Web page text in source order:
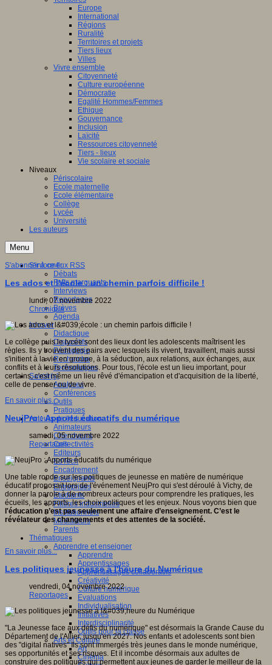
Europe
International
Régions
Ruralité
Territoires et projets
Tiers lieux
Villes
Vivre ensemble
Citoyenneté
Culture européenne
Démocratie
Egalité Hommes/Femmes
Ethique
Gouvernance
Inclusion
Laïcité
Ressources citoyenneté
Tiers - lieux
Vie scolaire et sociale
Niveaux
Périscolaire
Ecole maternelle
Ecole élémentaire
Collège
Lycée
Université
Les auteurs
Menu
S'informer
Débats
Faits marquants
Interviews
Reportages
Brèves
Agenda
Innover
Didactique
Dispositifs
Pédagogie
Recherche
Technologies
Savoir(s)
Analyses
Conférences
Outils
Pratiques
Acteurs de l'éducation
Animateurs
Chercheurs
Collectivités
Editeurs
EdTech
Encadrement
Enseignants
Entreprises
Etudiants
Filières industrielles
Institutionnels
Médiateurs
Parents
Thématiques
Apprendre et enseigner
Apprendre
Apprentissages
Apprentissages collaboratifs
Créativité
Culture numérique
Evaluations
Individualisation
Initiatives
Interdisciplinarité
Outils pour la classe
Arts et Culture
Art
Cinéma
S'abonner à ce flux RSS
Les ados et l'école : un chemin parfois difficile !
lundi, 07 novembre 2022
Chronique
Le collège puis le lycée sont des lieux dont les adolescents maîtrisent les
règles. Ils y trouvent des pairs avec lesquels ils vivent, travaillent, mais aussi
s'initient à la vie en groupe, à la séduction, aux relations, aux échanges, aux
conflits et à leurs résolutions. Pour tous, l'école est un lieu important, pour
certains, c'est même un lieu rêvé d'émancipation et d'acquisition de la liberté,
celle de penser ou de vivre.
En savoir plus...
NeujPro : Apports éducatifs du numérique
samedi, 05 novembre 2022
Reportages
Une table ronde sur les politiques de jeunesse en matière de numérique
éducatif proposait lors de l'événement NeujPro qui s'est déroulé à Vichy, de
donner la parole à de nombreux acteurs pour comprendre les pratiques, les
écueils, les apports, les choix politiques et les enjeux. Nous voyons bien que
l'éducation n’est pas seulement une affaire d’enseignement. C’est le
révélateur des changements et des attentes de la société.
En savoir plus...
Les politiques jeunesse à l'heure du Numérique
vendredi, 04 novembre 2022
Reportages
"La Jeunesse face aux défis du numérique" est désormais la Grande Cause du
Département de l'Allier, jusqu'en 2027. Nos enfants et adolescents sont bien
des "digital natives" Ils sont immergés très jeunes dans le monde numérique,
ses opportunités et ses risques. Et il incombe désormais aux adultes de
construire des politiques qui permettent aux jeunes de garder le meilleur de la